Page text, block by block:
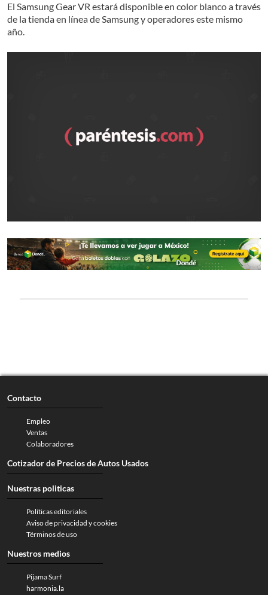
El Samsung Gear VR estará disponible en color blanco a través
de la tienda en línea de Samsung y operadores este mismo
año.
Contacto
Empleo
Ventas
Colaboradores
Cotizador de Precios de Autos Usados
Nuestras politicas
Políticas editoriales
Aviso de privacidad y cookies
Términos de uso
Nuestros medios
Pijama Surf
harmonia.la